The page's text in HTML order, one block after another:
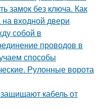
замок без ключа. Как
входной двери
собой в
проводов в
способы
Рулонные ворота
кабель от